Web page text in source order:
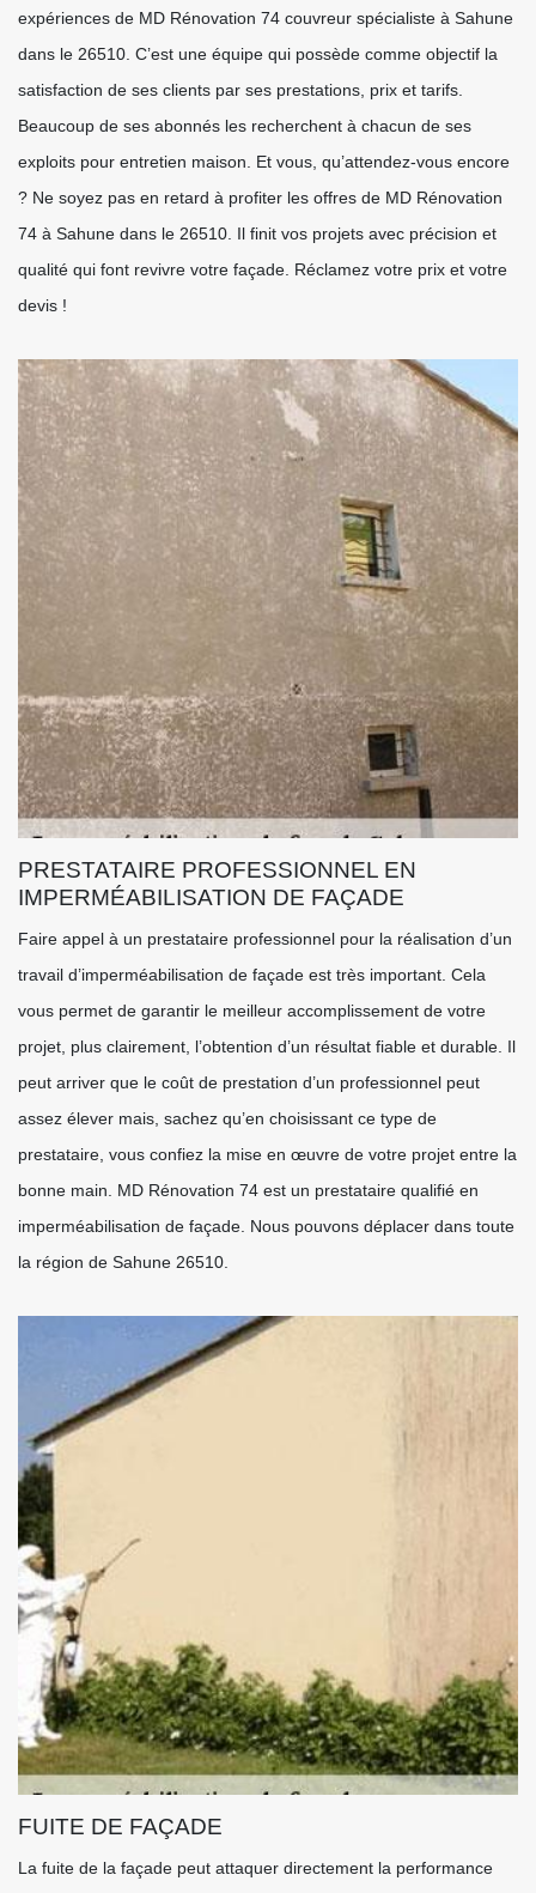
expériences de MD Rénovation 74 couvreur spécialiste à Sahune
dans le 26510. C’est une équipe qui possède comme objectif la
satisfaction de ses clients par ses prestations, prix et tarifs.
Beaucoup de ses abonnés les recherchent à chacun de ses
exploits pour entretien maison. Et vous, qu’attendez-vous encore
? Ne soyez pas en retard à profiter les offres de MD Rénovation
74 à Sahune dans le 26510. Il finit vos projets avec précision et
qualité qui font revivre votre façade. Réclamez votre prix et votre
devis !
PRESTATAIRE PROFESSIONNEL EN
IMPERMÉABILISATION DE FAÇADE
Faire appel à un prestataire professionnel pour la réalisation d’un
travail d’imperméabilisation de façade est très important. Cela
vous permet de garantir le meilleur accomplissement de votre
projet, plus clairement, l’obtention d’un résultat fiable et durable. Il
peut arriver que le coût de prestation d’un professionnel peut
assez élever mais, sachez qu’en choisissant ce type de
prestataire, vous confiez la mise en œuvre de votre projet entre la
bonne main. MD Rénovation 74 est un prestataire qualifié en
imperméabilisation de façade. Nous pouvons déplacer dans toute
la région de Sahune 26510.
FUITE DE FAÇADE
La fuite de la façade peut attaquer directement la performance